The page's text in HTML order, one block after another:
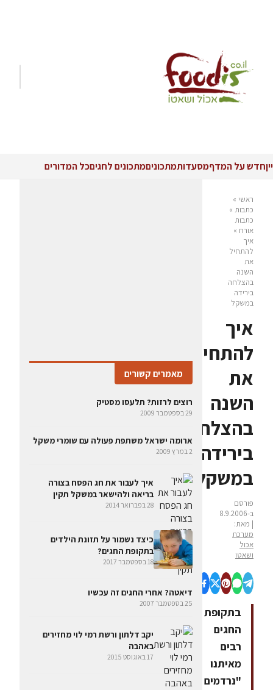
ייןחדש על המדףמסעדותמתכוניםמתכונים לחגיםכל המדורים
ראשי »
כתבות »
כתבות
אורח »
איך
להתחיל
את
השנה
בהצלחה
בירידה
במשקל
איך
להתחיל
את
השנה
בהצלחה
בירידה
במשקל
פורסם
ב-8.9.2006
| מאת:
מערכת
אכול
ושאטו
בתקופת
החגים
רבים
מאיתנו
"נרדמים
מאמרים קשורים
רוצים לרזות? תלעסו מסטיק
29 בספטמבר 2009
ארומה ישראל משתפת פעולה עם שומרי משקל
2 במרץ 2009
איך לעבור את חג הפסח בצורה
בריאה ולהישאר במשקל תקין
28 בפברואר 2014
כיצד נשמור על תזונת הילדים
בתקופת החגים?
18 בספטמבר 2017
דיאטה? אחרי החגים זה עכשיו
25 בספטמבר 2007
יקב דלתון ורשת רמי לוי מחזירים
באהבה
17 באוגוסט 2015